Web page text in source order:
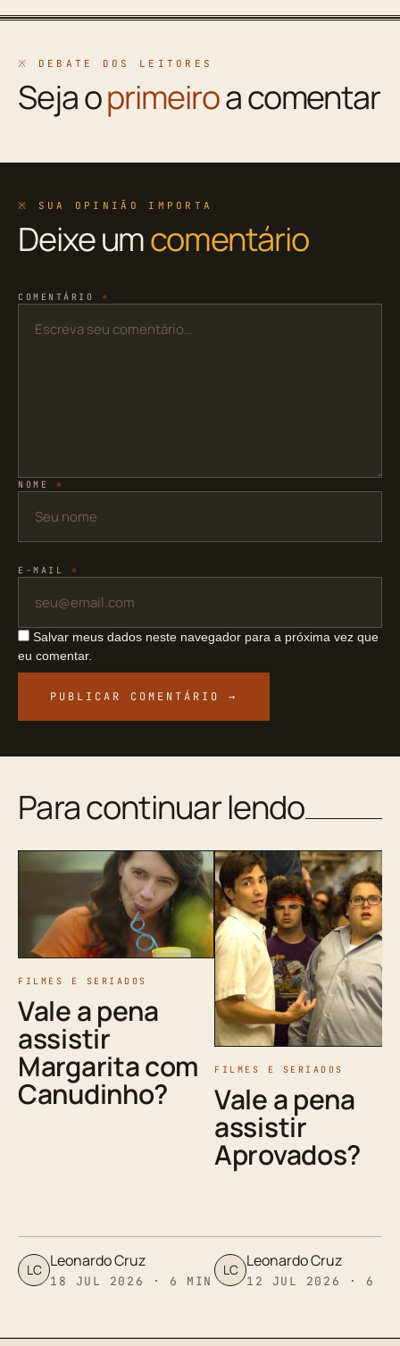
※ DEBATE DOS LEITORES
Seja oprimeiroa comentar
※ SUA OPINIÃO IMPORTA
Deixe umcomentário
COMENTÁRIO *
NOME *
E-MAIL *
Salvar meus dados neste navegador para a próxima vez que
eu comentar.
Para continuar lendo
FILMES E SERIADOS
Vale a pena
assistir
Margarita com
Canudinho?
LC Leonardo Cruz
18 JUL 2026 · 6 MIN
FILMES E SERIADOS
Vale a pena
assistir
Aprovados?
LC Leonardo Cruz
12 JUL 2026 · 6